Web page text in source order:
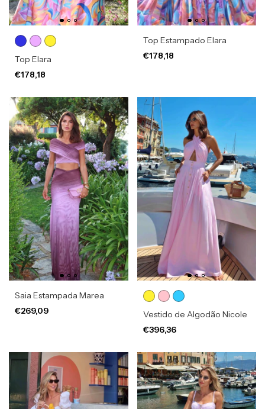
Top Elara
€178,18
Top Estampado Elara
€178,18
Saia Estampada Marea
€269,09
Vestido de Algodão Nicole
€396,36